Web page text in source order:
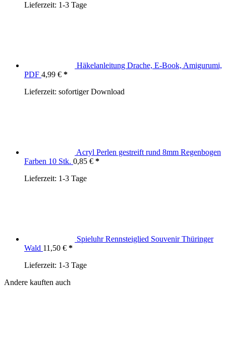
Lieferzeit: 1-3 Tage
Häkelanleitung Drache, E-Book, Amigurumi,
PDF 4,99 €
Lieferzeit: sofortiger Download
Acryl Perlen gestreift rund 8mm Regenbogen
Farben 10 Stk. 0,85 €
Lieferzeit: 1-3 Tage
Spieluhr Rennsteiglied Souvenir Thüringer
Wald 11,50 €
Lieferzeit: 1-3 Tage
Andere kauften auch